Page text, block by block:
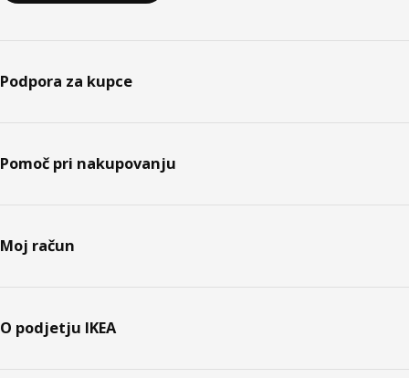
Podpora za kupce
Pomoč pri nakupovanju
Moj račun
O podjetju IKEA